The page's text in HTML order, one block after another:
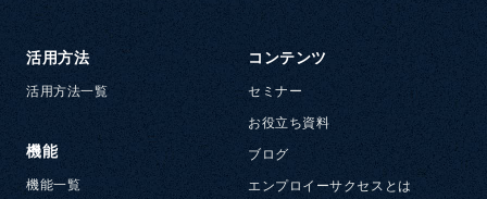
活用方法
活用方法一覧
機能
機能一覧
コンテンツ
セミナー
お役立ち資料
ブログ
エンプロイーサクセスとは